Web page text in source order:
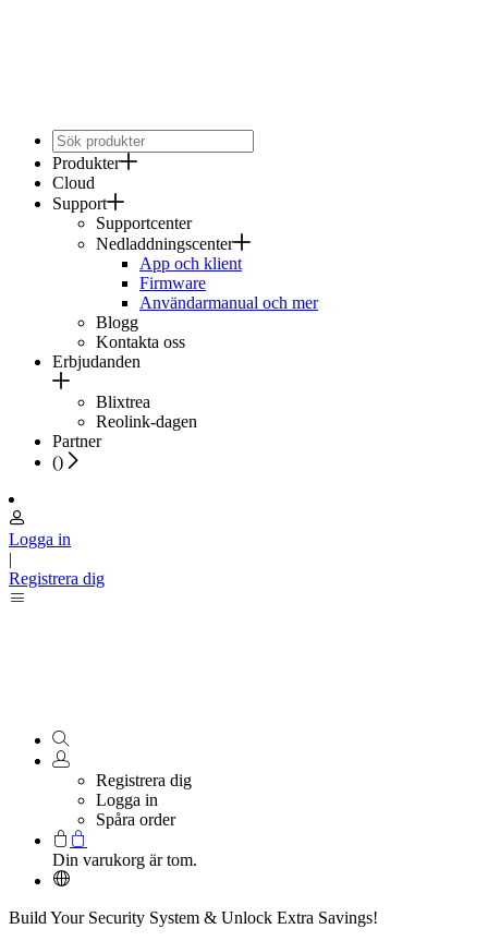
Produkter
Cloud
Support
Supportcenter
Nedladdningscenter
App och klient
Firmware
Användarmanual och mer
Blogg
Kontakta oss
Erbjudanden
Blixtrea
Reolink-dagen
Partner
()
Logga in
|
Registrera dig
Registrera dig
Logga in
Spåra order
Din varukorg är tom.
Build Your Security System & Unlock Extra Savings!